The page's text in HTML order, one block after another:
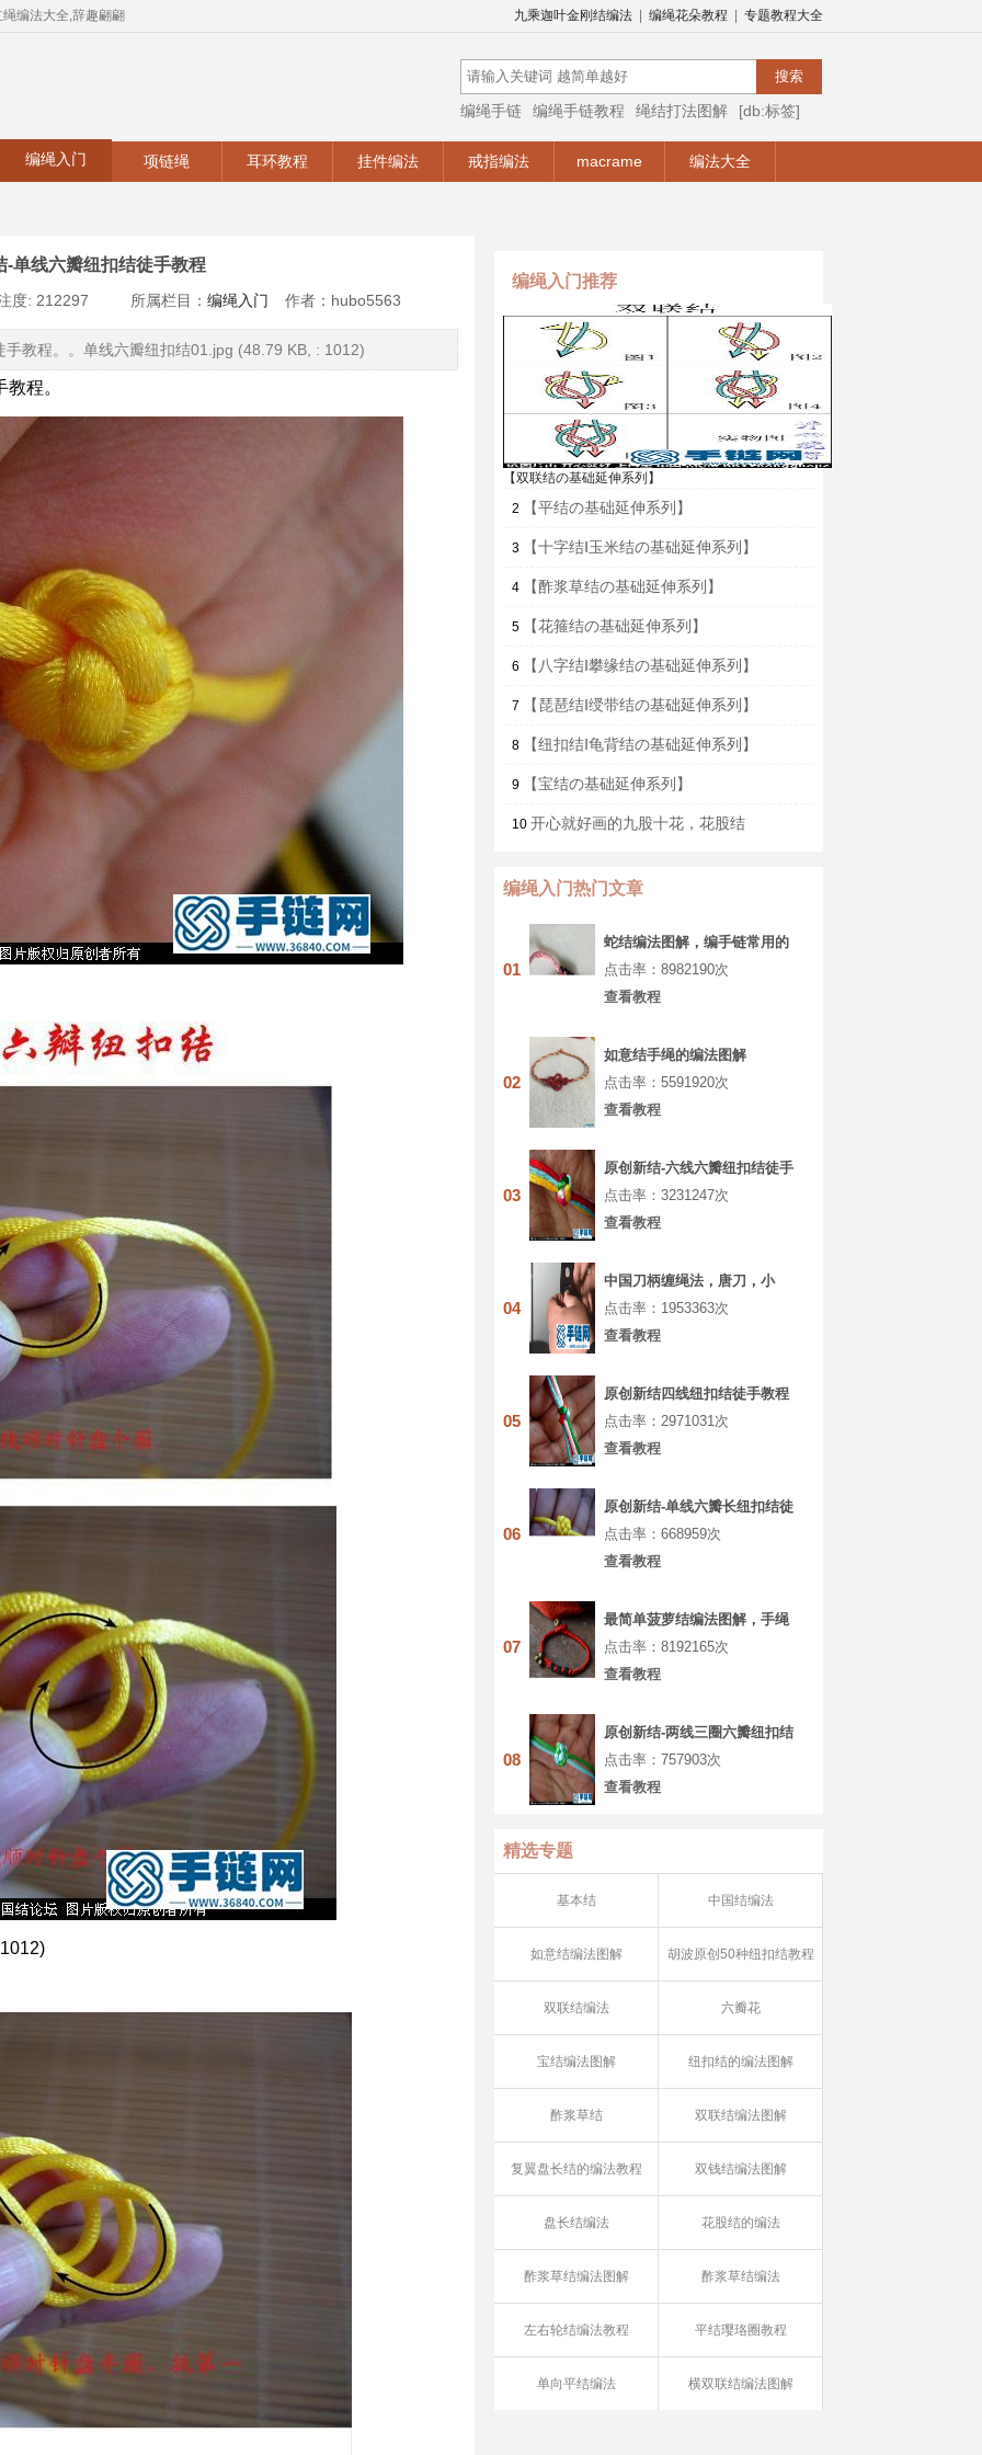
九乘迦叶金刚结编法 编绳花朵教程 专题教程大全
编法大全,辞趣翩翩
编绳手链 编绳手链教程 绳结打法图解
[db:标签]
编绳入门
项链绳 耳环教程 挂件编法 戒指编法 macrame 编法大全
编绳入门推荐
【双联结の基础延伸系列】
2
【平结の基础延伸系列】
3 【十字结Ⅰ玉米结の基础延伸系列】
4 【酢浆草结の基础延伸系列】
5 【花箍结の基础延伸系列】
6 【八字结Ⅰ攀缘结の基础延伸系列】
7 【琵琶结Ⅰ绶带结の基础延伸系列】
8 【纽扣结Ⅰ龟背结の基础延伸系列】
9 【宝结の基础延伸系列】
10 开心就好画的九股十花，花股结
编绳入门热门文章
01
蛇结编法图解，编手链常用的
基本结教程
点击率：8982190次
查看教程
02
如意结手绳的编法图解
点击率：5591920次
查看教程
03
原创新结-六线六瓣纽扣结徒手
教程
点击率：3231247次
查看教程
04
中国刀柄缠绳法，唐刀，小
刀，菜刀都能通用的缠法教程
大全
点击率：1953363次
查看教程
05
原创新结四线纽扣结徒手教程
点击率：2971031次
查看教程
06
原创新结-单线六瓣长纽扣结徒
手教程
点击率：668959次
查看教程
07
最简单菠萝结编法图解，手绳
菠萝扣教程做法
点击率：8192165次
查看教程
08
原创新结-两线三圈六瓣纽扣结
徒手教程
点击率：757903次
查看教程
精选专题
基本结 中国结编法
如意结编法图解 胡波原创50种纽扣结教程
双联结编法 六瓣花
宝结编法图解 纽扣结的编法图解
酢浆草结 双联结编法图解
复翼盘长结的编法教程 双钱结编法图解
盘长结编法 花股结的编法
酢浆草结编法图解 酢浆草结编法
左右轮结编法教程 平结璎珞圈教程
单向平结编法 横双联结编法图解
-单线六瓣纽扣结徒手教程
度: 212297 所属栏目： 编绳入门 作者：hubo5563
教程。。单线六瓣纽扣结01.jpg (48.79 KB, : 1012)
教程。